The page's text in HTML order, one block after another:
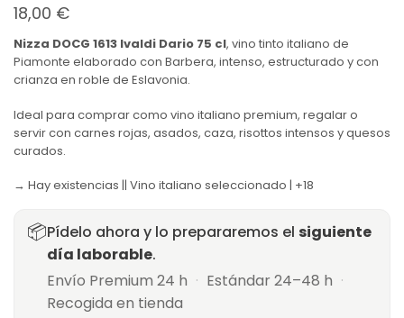
18,00 €
Nizza DOCG 1613 Ivaldi Dario 75 cl, vino tinto italiano de
Piamonte elaborado con Barbera, intenso, estructurado y con
crianza en roble de Eslavonia.
Ideal para comprar como vino italiano premium, regalar o
servir con carnes rojas, asados, caza, risottos intensos y quesos
curados.
→ Hay existencias || Vino italiano seleccionado | +18
📦Pídelo ahora y lo prepararemos el siguiente
día laborable.
Envío Premium 24 h · Estándar 24–48 h ·
Recogida en tienda